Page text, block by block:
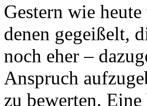
Gestern wie
denen gegeißelt,
noch eher –
Anspruch
zu bewerten. Eine